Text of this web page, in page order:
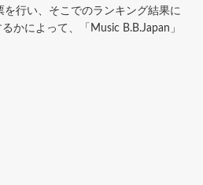
行い、そこでのランキング結果に
かによって、「Music B.B.Japan」